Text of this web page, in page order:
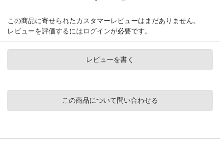
この商品に寄せられたカスタマーレビューはまだありません。
レビューを評価するにはログインが必要です。
レビューを書く
この商品について問い合わせる